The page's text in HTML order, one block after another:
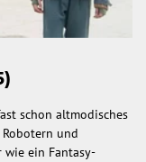
schon altmodisches
und
wie ein Fantasy-